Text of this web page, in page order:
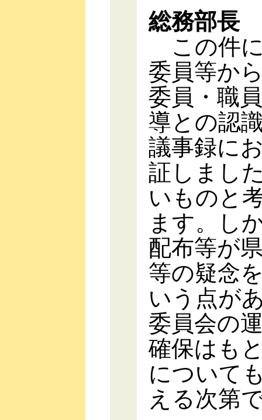
総務部長
この件
委員等か
委員・職
導との認
議事録に
証しまし
いものと
ます。し
配布等が
等の疑念
いう点が
委員会の
確保はも
について
える次第